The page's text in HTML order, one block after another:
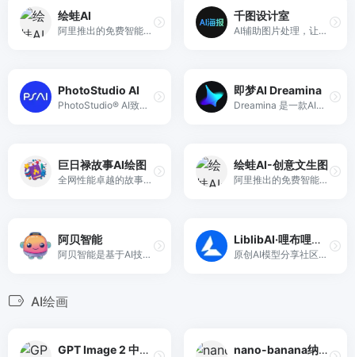
绘蛙AI
阿里推出的免费智能图片、视频创作平台，专注电商场景，支持高清商拍图生成与营销视频制作。
千图设计室
AI辅助图片处理，让设计效率提升30%，包含抠图/AI绘画/AI对话等50+工具，人人都是超级设计师
PhotoStudio AI
PhotoStudio® AI致力于极低成本、极高效率满足商业拍摄需求。写实高颜值AI模特，海量AI商业场景，专业电商行业AI作图工具，无需下载，简单3步生成超高颜值的AI摄影大片，助力电商商家降本增效！
即梦AI Dreamina
Dreamina 是一款AI创作产品，提供文字绘图、扩图、局部重绘、图片灵感功能
巨日禄故事AI绘图
全网性能卓越的故事AI绘画转视频神器，0基础小白也能轻松上手，快速实现从文案到视频的制作，故事、小说、漫画推文一站式生成。
绘蛙AI-创意文生图
阿里推出的免费智能图片、视频创作平台，专注电商场景，支持高清商拍图生成与营销视频制作。
阿贝智能
阿贝智能是基于AI技术辅助创作儿童绘本、睡前故事和有声书的平台，助你创意实现、梦想成真。
LiblibAI·哩布哩布AI
原创AI模型分享社区，这里有最新、最热门的模型素材，10万+模型免费下载。欢迎每一位创作者加入，分享你的作品。与中国原创模型作者交流,共同探索AI绘画。
AI绘画
GPT Image 2 中文站 nano-banana纳米香蕉中文站